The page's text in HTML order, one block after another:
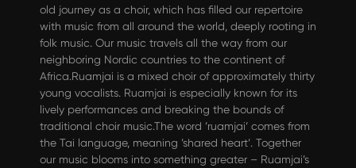
old journey as a choir, which has filled our repertoire
with music from all around the world, deeply rooting in
folk music. Our music travels all the way from our
neighboring Nordic countries to the continent of
Africa.Ruamjai is a mixed choir of approximately thirty
young vocalists. Ruamjai is especially known for its
lively performances and breaking the bounds of
traditional choir music.The word ’ruamjai’ comes from
the Tai language, meaning ’shared heart’. Together
our music blooms into something greater – Ruamjai’s